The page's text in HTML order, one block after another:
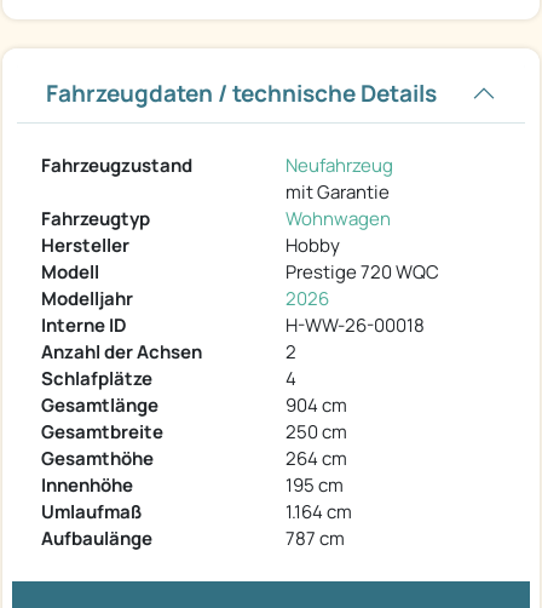
Fahrzeugdaten / technische Details
Fahrzeugzustand
Neufahrzeug
mit Garantie
Fahrzeugtyp
Wohnwagen
Hersteller
Hobby
Modell
Prestige 720 WQC
Modelljahr
2026
Interne ID
H-WW-26-00018
Anzahl der Achsen
2
Schlafplätze
4
Gesamtlänge
904 cm
Gesamtbreite
250 cm
Gesamthöhe
264 cm
Innenhöhe
195 cm
Umlaufmaß
1.164 cm
Aufbaulänge
787 cm